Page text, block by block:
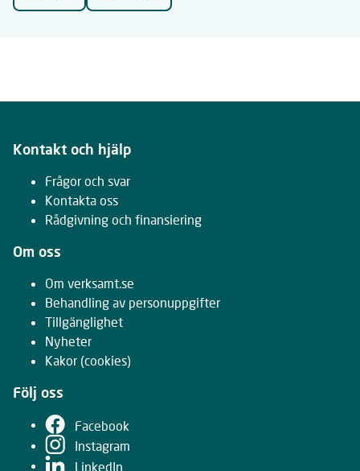
Kontakt och hjälp
Frågor och svar
Kontakta oss
Rådgivning och finansiering
Om oss
Om verksamt.se
Behandling av personuppgifter
Tillgänglighet
Nyheter
Kakor (cookies)
Följ oss
Facebook
Instagram
LinkedIn